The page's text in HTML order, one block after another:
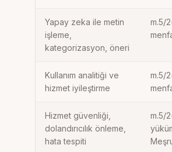
Yapay zeka ile metin
işleme,
kategorizasyon, öneri
m.5/
Kullanım analitiği ve
hizmet iyileştirme
m.5/
Hizmet güvenliği,
dolandırıcılık önleme,
hata tespiti
m.5/